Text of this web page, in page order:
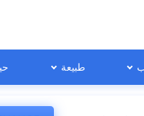
طبيعة